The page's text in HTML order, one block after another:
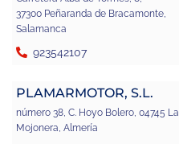
37300 Peñaranda de Bracamonte,
Salamanca
923542107
PLAMARMOTOR, S.L.
número 38, C. Hoyo Bolero, 04745 La
Mojonera, Almería